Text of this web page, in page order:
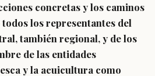
concretas y los caminos
los representantes del
también regional, y de los
de las entidades
y la acuicultura como